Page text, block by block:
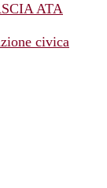
ATA
civica